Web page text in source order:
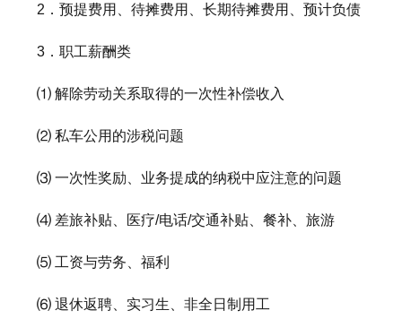
2．预提费用、待摊费用、长期待摊费用、预计负债
3．职工薪酬类
⑴ 解除劳动关系取得的一次性补偿收入
⑵ 私车公用的涉税问题
⑶ 一次性奖励、业务提成的纳税中应注意的问题
⑷ 差旅补贴、医疗/电话/交通补贴、餐补、旅游
⑸ 工资与劳务、福利
⑹ 退休返聘、实习生、非全日制用工